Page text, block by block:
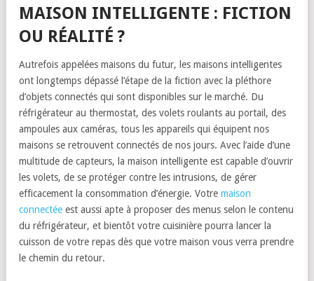
MAISON INTELLIGENTE : FICTION
OU RÉALITÉ ?
Autrefois appelées maisons du futur, les maisons intelligentes
ont longtemps dépassé l’étape de la fiction avec la pléthore
d’objets connectés qui sont disponibles sur le marché. Du
réfrigérateur au thermostat, des volets roulants au portail, des
ampoules aux caméras, tous les appareils qui équipent nos
maisons se retrouvent connectés de nos jours. Avec l’aide d’une
multitude de capteurs, la maison intelligente est capable d’ouvrir
les volets, de se protéger contre les intrusions, de gérer
efficacement la consommation d’énergie. Votre maison
connectée est aussi apte à proposer des menus selon le contenu
du réfrigérateur, et bientôt votre cuisinière pourra lancer la
cuisson de votre repas dès que votre maison vous verra prendre
le chemin du retour.